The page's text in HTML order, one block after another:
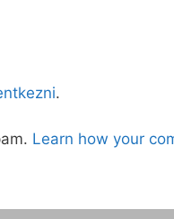
.
Learn how your